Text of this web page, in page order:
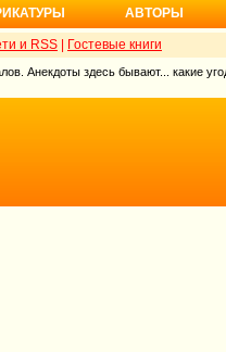
АВТОРЫ
и RSS Гостевые книги
Анекдоты здесь бывают... какие